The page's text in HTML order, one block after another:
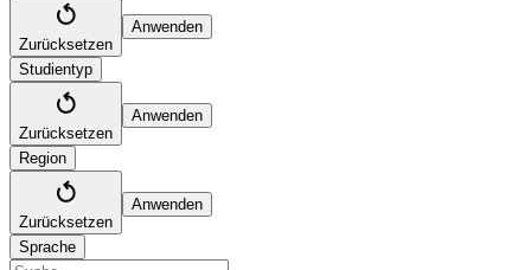
Zurücksetzen
Anwenden
Studientyp
Zurücksetzen
Anwenden
Region
Zurücksetzen
Anwenden
Sprache